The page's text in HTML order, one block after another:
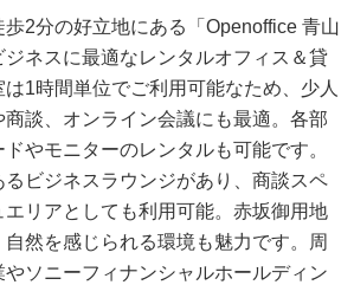
2分の好立地にある「Openoffice 青山
ネスに最適なレンタルオフィス＆貸
1時間単位でご利用可能なため、少人
談、オンライン会議にも最適。各部
やモニターのレンタルも可能です。
ビジネスラウンジがあり、商談スペ
リアとしても利用可能。赤坂御用地
然を感じられる環境も魅力です。周
ソニーフィナンシャルホールディン